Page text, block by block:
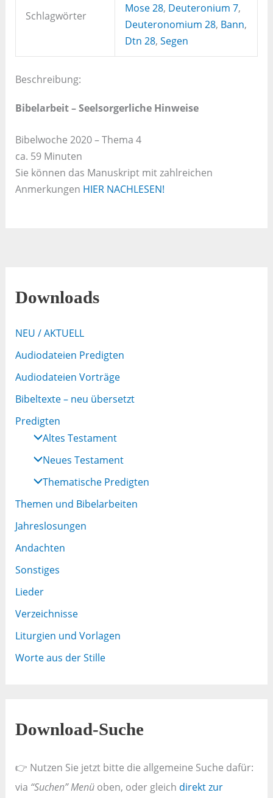
Schlagwörter
Mose 28, Deuteronium 7,
Deuteronomium 28, Bann,
Dtn 28, Segen
Beschreibung:
Bibelarbeit – Seelsorgerliche Hinweise
Bibelwoche 2020 – Thema 4
ca. 59 Minuten
Sie können das Manuskript mit zahlreichen
Anmerkungen HIER NACHLESEN!
Downloads
NEU / AKTUELL
Audiodateien Predigten
Audiodateien Vorträge
Bibeltexte – neu übersetzt
Predigten
Altes Testament
Neues Testament
Thematische Predigten
Themen und Bibelarbeiten
Jahreslosungen
Andachten
Sonstiges
Lieder
Verzeichnisse
Liturgien und Vorlagen
Worte aus der Stille
Download-Suche
👉 Nutzen Sie jetzt bitte die allgemeine Suche dafür:
via “Suchen” Menüoben, oder gleich direkt zur